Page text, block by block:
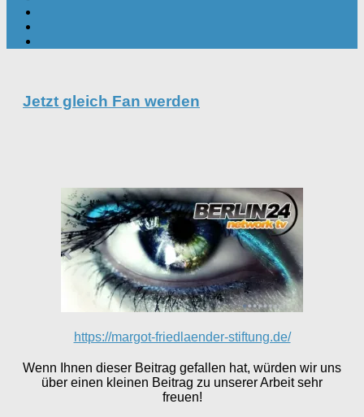
Jetzt gleich Fan werden
https://margot-friedlaender-stiftung.de/
Wenn Ihnen dieser Beitrag gefallen hat, würden wir uns
über einen kleinen Beitrag zu unserer Arbeit sehr
freuen!